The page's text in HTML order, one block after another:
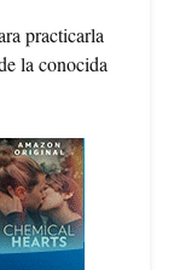
practicarla
la conocida